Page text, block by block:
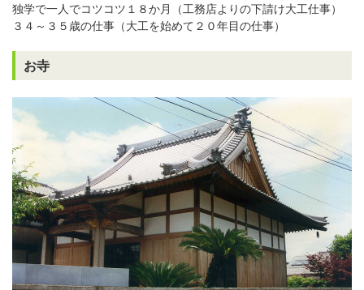
独学で一人でコツコツ１８か月（工務店よりの下請け大工仕事）
３４～３５歳の仕事（大工を始めて２０年目の仕事）
お寺